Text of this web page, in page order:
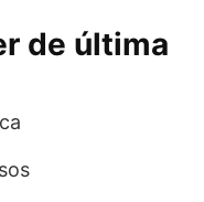
de última